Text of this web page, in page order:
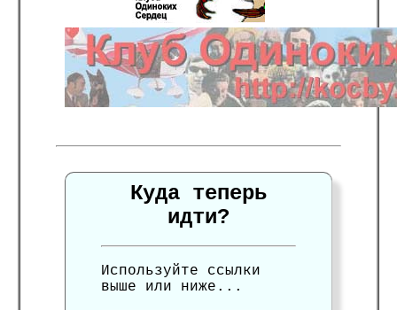
Куда теперь
идти?
Используйте ссылки
выше или ниже...